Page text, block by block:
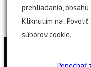
webovej
prehliadania,
Kliknutím na
súborov cookie.